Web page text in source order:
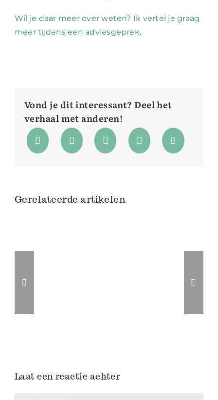
Wil je daar meer over weten? Ik vertel je graag
meer tijdens een adviesgeprek.
Vond je dit interessant? Deel het
verhaal met anderen!
Gerelateerde artikelen
Laat een reactie achter